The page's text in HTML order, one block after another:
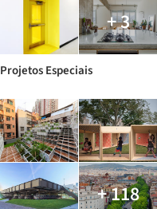
+ 3
Projetos Especiais
+ 118